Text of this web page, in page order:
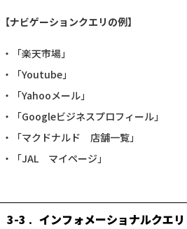
【ナビゲーションクエリの例】
「楽天市場」
「Youtube」
「Yahooメール」
「Googleビジネスプロフィール」
「マクドナルド 店舗一覧」
「JAL マイページ」
3-3 インフォメーショナルクエリ